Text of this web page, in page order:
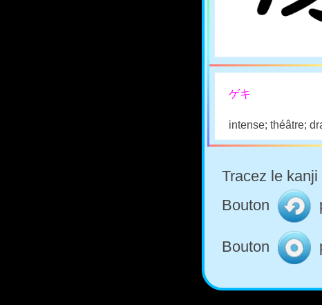
ゲキ
intense; théâtre;
Tracez le
Bouton
Bouton